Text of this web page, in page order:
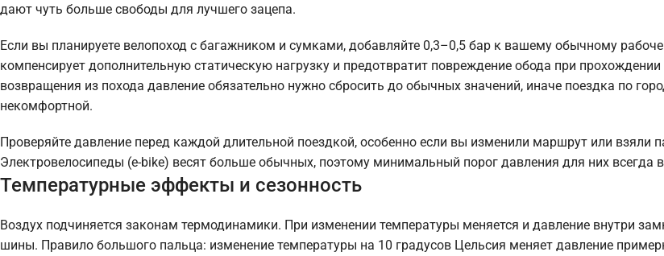
дают чуть больше свободы для лучшего зацепа.
Если вы планируете велопоход с багажником и сумками, добавляйте 0,3–0,5 бар к вашему обычному
компенсирует дополнительную статическую нагрузку и предотвратит повреждение обода при прохождении
возвращения из похода давление обязательно нужно сбросить до обычных значений, иначе поездка по
некомфортной.
Проверяйте давление перед каждой длительной поездкой, особенно если вы изменили маршрут или взяли
Электровелосипеды (e-bike) весят больше обычных, поэтому минимальный порог давления для них всегда
Температурные эффекты и сезонность
Воздух подчиняется законам термодинамики. При изменении температуры меняется и давление внутри
шины. Правило большого пальца: изменение температуры на 10 градусов Цельсия меняет давление